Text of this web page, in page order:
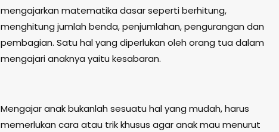
mengajarkan matematika dasar seperti berhitung,
menghitung jumlah benda, penjumlahan, pengurangan dan
pembagian. Satu hal yang diperlukan oleh orang tua dalam
mengajari anaknya yaitu kesabaran.
Mengajar anak bukanlah sesuatu hal yang mudah, harus
memerlukan cara atau trik khusus agar anak mau menurut